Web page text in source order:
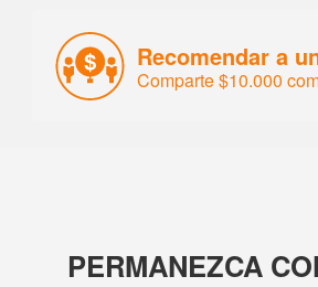
Recomendar a
Comparte $10.000
PERMANEZCA